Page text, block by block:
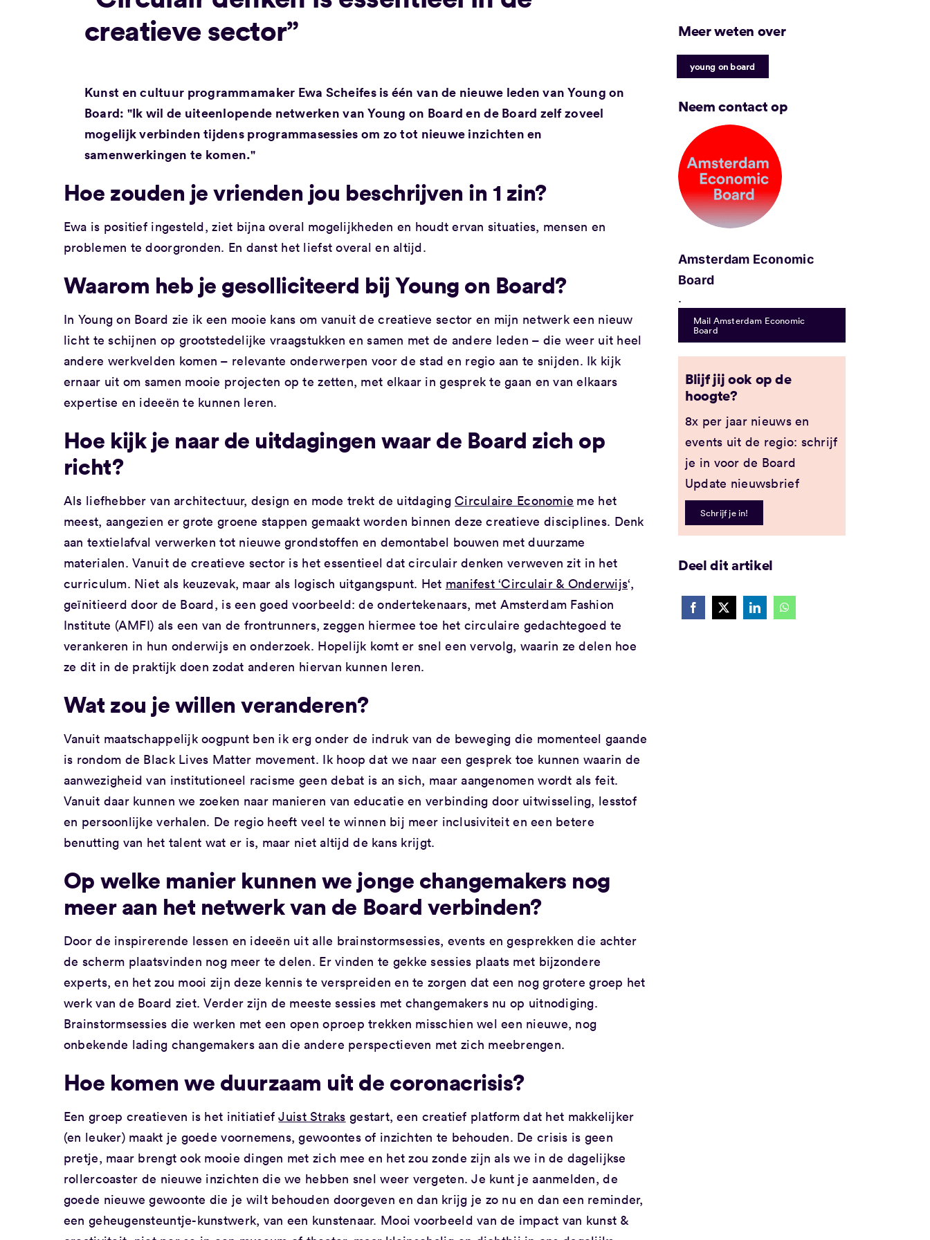
creatieve sector”
Kunst en cultuur programmamaker Ewa Scheifes is één van de nieuwe leden van Young on
Board: "Ik wil de uiteenlopende netwerken van Young on Board en de Board zelf zoveel
mogelijk verbinden tijdens programmasessies om zo tot nieuwe inzichten en
samenwerkingen te komen."
Hoe zouden je vrienden jou beschrijven in 1 zin?
Ewa is positief ingesteld, ziet bijna overal mogelijkheden en houdt ervan situaties, mensen en
problemen te doorgronden. En danst het liefst overal en altijd.
Waarom heb je gesolliciteerd bij Young on Board?
In Young on Board zie ik een mooie kans om vanuit de creatieve sector en mijn netwerk een nieuw
licht te schijnen op grootstedelijke vraagstukken en samen met de andere leden – die weer uit heel
andere werkvelden komen – relevante onderwerpen voor de stad en regio aan te snijden. Ik kijk
ernaar uit om samen mooie projecten op te zetten, met elkaar in gesprek te gaan en van elkaars
expertise en ideeën te kunnen leren.
Hoe kijk je naar de uitdagingen waar de Board zich op
richt?
Als liefhebber van architectuur, design en mode trekt de uitdagingCirculaire Economie me het
meest, aangezien er grote groene stappen gemaakt worden binnen deze creatieve disciplines. Denk
aan textielafval verwerken tot nieuwe grondstoffen en demontabel bouwen met duurzame
materialen. Vanuit de creatieve sector is het essentieel dat circulair denken verweven zit in het
curriculum. Niet als keuzevak, maar als logisch uitgangspunt. Het manifest ‘Circulair & Onderwijs‘,
geïnitieerd door de Board, is een goed voorbeeld: de ondertekenaars, met Amsterdam Fashion
Institute (AMFI) als een van de frontrunners, zeggen hiermee toe het circulaire gedachtegoed te
verankeren in hun onderwijs en onderzoek. Hopelijk komt er snel een vervolg, waarin ze delen hoe
ze dit in de praktijk doen zodat anderen hiervan kunnen leren.
Wat zou je willen veranderen?
Vanuit maatschappelijk oogpunt ben ik erg onder de indruk van de beweging die momenteel gaande
is rondom de Black Lives Matter movement. Ik hoop dat we naar een gesprek toe kunnen waarin de
aanwezigheid van institutioneel racisme geen debat is an sich, maar aangenomen wordt als feit.
Vanuit daar kunnen we zoeken naar manieren van educatie en verbinding door uitwisseling, lesstof
en persoonlijke verhalen. De regio heeft veel te winnen bij meer inclusiviteit en een betere
benutting van het talent wat er is, maar niet altijd de kans krijgt.
Op welke manier kunnen we jonge changemakers nog
meer aan het netwerk van de Board verbinden?
Door de inspirerende lessen en ideeën uit alle brainstormsessies, events en gesprekken die achter
de scherm plaatsvinden nog meer te delen. Er vinden te gekke sessies plaats met bijzondere
experts, en het zou mooi zijn deze kennis te verspreiden en te zorgen dat een nog grotere groep het
werk van de Board ziet. Verder zijn de meeste sessies met changemakers nu op uitnodiging.
Brainstormsessies die werken met een open oproep trekken misschien wel een nieuwe, nog
onbekende lading changemakers aan die andere perspectieven met zich meebrengen.
Hoe komen we duurzaam uit de coronacrisis?
Een groep creatieven is het initiatiefJuist Straks gestart, een creatief platform dat het makkelijker
(en leuker) maakt je goede voornemens, gewoontes of inzichten te behouden. De crisis is geen
pretje, maar brengt ook mooie dingen met zich mee en het zou zonde zijn als we in de dagelijkse
rollercoaster de nieuwe inzichten die we hebben snel weer vergeten. Je kunt je aanmelden, de
goede nieuwe gewoonte die je wilt behouden doorgeven en dan krijg je zo nu en dan een reminder,
een geheugensteuntje-kunstwerk, van een kunstenaar. Mooi voorbeeld van de impact van kunst &
Meer weten over
young on board
Neem contact op
Amsterdam Economic
Board
.
Mail Amsterdam Economic
Board
Blijf jij ook op de
hoogte?
8x per jaar nieuws en
events uit de regio: schrijf
je in voor de Board
Update nieuwsbrief
Schrijf je in!
Deel dit artikel